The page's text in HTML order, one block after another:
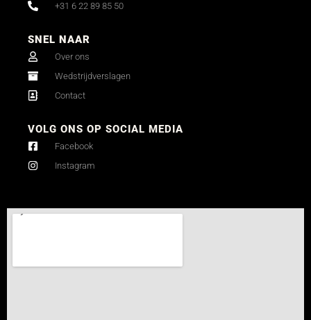
+31 6 22 89 85 50
SNEL NAAR
Over ons
Wedstrijdverslagen
Contact
VOLG ONS OP SOCIAL MEDIA
Facebook
Instagram